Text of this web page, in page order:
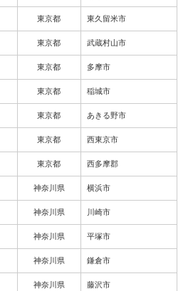
東京都 東久留米市
東京都 武蔵村山市
東京都 多摩市
東京都 稲城市
東京都 あきる野市
東京都 西東京市
東京都 西多摩郡
神奈川県 横浜市
神奈川県 川崎市
神奈川県 平塚市
神奈川県 鎌倉市
神奈川県 藤沢市